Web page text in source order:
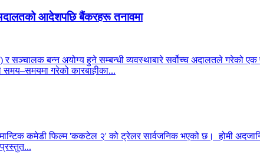
आदेशपछि बैंकरहरू तनावमा
र सञ्चालक बन्न अयोग्य हुने सम्बन्धी व्यवस्थाबारे सर्वोच्च अदालतले गरेको
गरेको कारबाहीका...
कमेडी फिल्म 'ककटेल २' को ट्रेलर सार्वजनिक भएको छ। होमी